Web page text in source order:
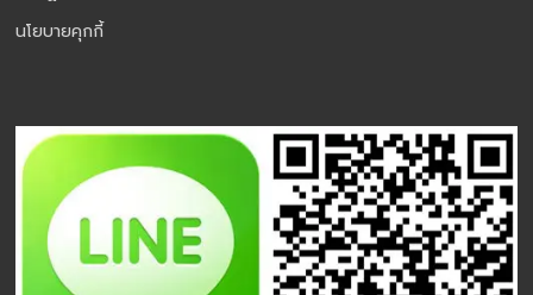
นโยบายคุกกี้